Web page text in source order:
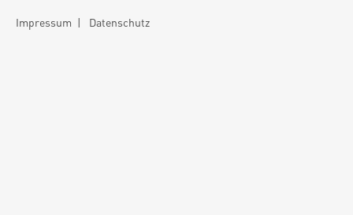
Impressum | Datenschutz